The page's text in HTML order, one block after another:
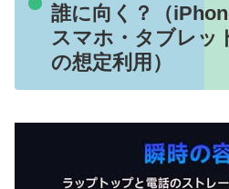
誰に向く？（
スマホ・タブレッ
の想定利用）